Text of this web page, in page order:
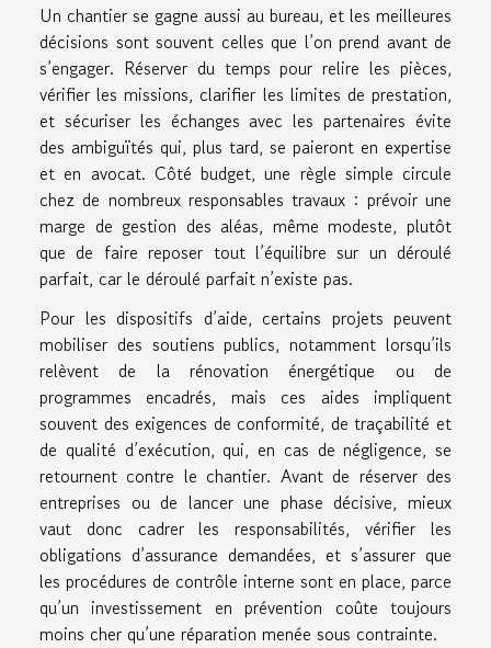
Un chantier se gagne aussi au bureau, et les meilleures
décisions sont souvent celles que l’on prend avant de
s’engager. Réserver du temps pour relire les pièces,
vérifier les missions, clarifier les limites de prestation,
et sécuriser les échanges avec les partenaires évite
des ambiguïtés qui, plus tard, se paieront en expertise
et en avocat. Côté budget, une règle simple circule
chez de nombreux responsables travaux : prévoir une
marge de gestion des aléas, même modeste, plutôt
que de faire reposer tout l’équilibre sur un déroulé
parfait, car le déroulé parfait n’existe pas.
Pour les dispositifs d’aide, certains projets peuvent
mobiliser des soutiens publics, notamment lorsqu’ils
relèvent de la rénovation énergétique ou de
programmes encadrés, mais ces aides impliquent
souvent des exigences de conformité, de traçabilité et
de qualité d’exécution, qui, en cas de négligence, se
retournent contre le chantier. Avant de réserver des
entreprises ou de lancer une phase décisive, mieux
vaut donc cadrer les responsabilités, vérifier les
obligations d’assurance demandées, et s’assurer que
les procédures de contrôle interne sont en place, parce
qu’un investissement en prévention coûte toujours
moins cher qu’une réparation menée sous contrainte.